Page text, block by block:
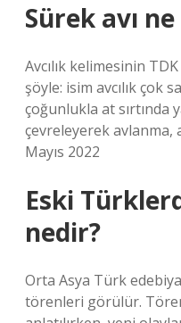
Sürek avı
Avcılık kelimesinin
şöyle: isim avcılık çok
çoğunlukla at sırtında
çevreleyerek avlanma,
Mayıs 2022
Eski
nedir?
Orta Asya Türk
törenleri görülür.